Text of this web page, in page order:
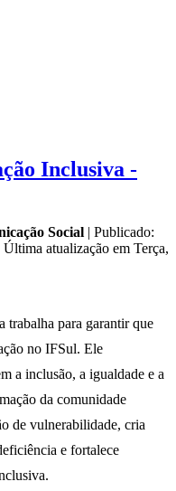
Inclusiva -
Social | Publicado:
Última atualização em Terça,
trabalha para garantir que
no IFSul. Ele
a inclusão, a igualdade e a
da comunidade
de vulnerabilidade, cria
e fortalece